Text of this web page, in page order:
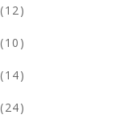
(12)
(10)
(14)
(24)